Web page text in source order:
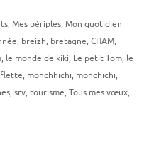
, Mes périples, Mon quotidien
, breizh, bretagne, CHAM,
, le monde de kiki, Le petit Tom, le
, monchhichi, monchichi,
, srv, tourisme, Tous mes vœux,